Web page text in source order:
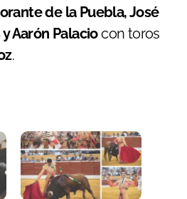
de la Puebla, José
Aarón Palaciocon toros
.